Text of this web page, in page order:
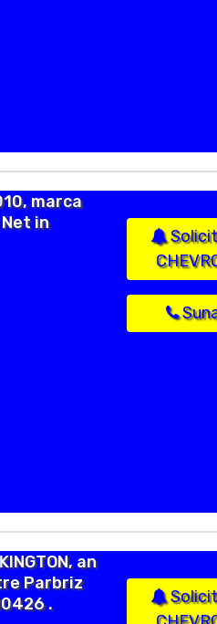
marca
Net in
an
Parbriz
.